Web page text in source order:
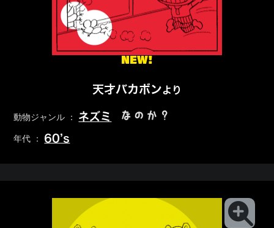
NEW!
天才バカボンより
動物ジャンル ： ネズミ なのか？
年代 ： 60’s